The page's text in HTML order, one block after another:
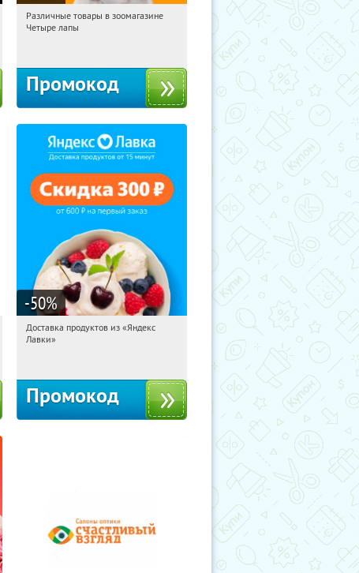
12:58:26
Получи первым!
Различные товары в зоомагазине
Четыре лапы
Промокод
-50%
12:58:26 Получили:
Доставка продуктов из «Яндекс
Лавки»
Промокод